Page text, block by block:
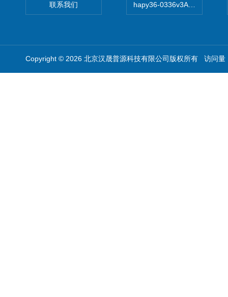
联系我们 hapy36-0336v3A高精度小型
Copyright © 2026 北京汉晟普源科技有限公司版权所有 访问量